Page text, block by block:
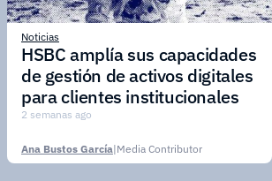
Noticias
HSBC amplía sus capacidades
de gestión de activos digitales
para clientes institucionales
2 semanas ago
Ana Bustos García|Media Contributor